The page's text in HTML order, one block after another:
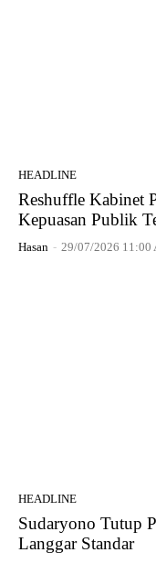
HEADLINE
Reshuffle Kabinet
Kepuasan Publik
Hasan - 29/07/2026 11:00
HEADLINE
Sudaryono Tutup
Langgar Standar